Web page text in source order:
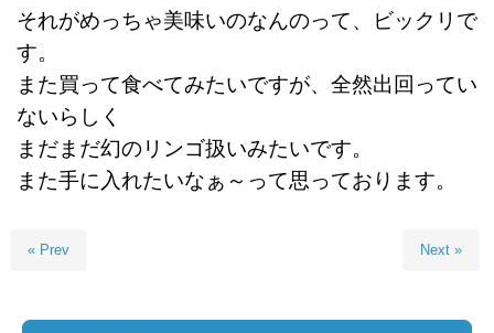
それがめっちゃ美味いのなんのって、ビックリで
す。
また買って食べてみたいですが、全然出回ってい
ないらしく
まだまだ幻のリンゴ扱いみたいです。
また手に入れたいなぁ～って思っております。
« Prev Next »